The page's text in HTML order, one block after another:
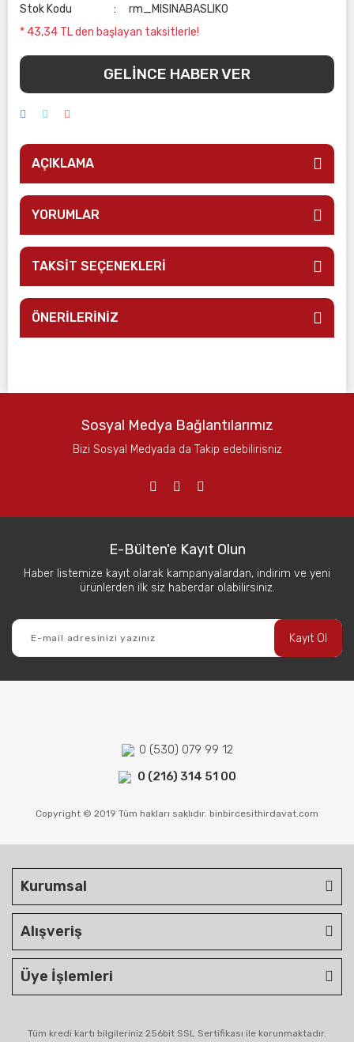
Stok Kodu
rm_MISINABASLIK0
* 43,34 TL den başlayan taksitlerle!
GELİNCE HABER VER
AÇIKLAMA
YORUMLAR
TAKSİT SEÇENEKLERİ
ÖNERİLERİNİZ
Sosyal Medya Bağlantılarımız
Bizi Sosyal Medyada da Takip edebilirisniz
E-Bülten'e Kayıt Olun
Haber listemize kayıt olarak kampanyalardan, indirim ve yeni
ürünlerden ilk siz haberdar olabilirsiniz.
Kayıt Ol
0 (530) 079 99 12
0 (216) 314 51 00
Copyright © 2019 Tüm hakları saklıdır. binbircesithirdavat.com
Kurumsal
Alışveriş
Üye İşlemleri
Tüm kredi kartı bilgileriniz 256bit SSL Sertifikası ile korunmaktadır.